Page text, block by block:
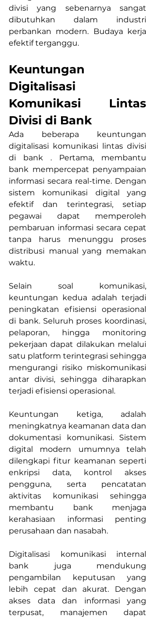
divisi yang sebenarnya sangat
dibutuhkan dalam industri
perbankan modern. Budaya kerja
efektif terganggu.
Keuntungan
Digitalisasi
Komunikasi Lintas
Divisi di Bank
Ada beberapa keuntungan
digitalisasi komunikasi lintas divisi
di bank . Pertama, membantu
bank mempercepat penyampaian
informasi secara real-time. Dengan
sistem komunikasi digital yang
efektif dan terintegrasi, setiap
pegawai dapat memperoleh
pembaruan informasi secara cepat
tanpa harus menunggu proses
distribusi manual yang memakan
waktu.
Selain soal komunikasi,
keuntungan kedua adalah terjadi
peningkatan efisiensi operasional
di bank. Seluruh proses koordinasi,
pelaporan, hingga monitoring
pekerjaan dapat dilakukan melalui
satu platform terintegrasi sehingga
mengurangi risiko miskomunikasi
antar divisi, sehingga diharapkan
terjadi efisiensi operasional.
Keuntungan ketiga, adalah
meningkatnya keamanan data dan
dokumentasi komunikasi. Sistem
digital modern umumnya telah
dilengkapi fitur keamanan seperti
enkripsi data, kontrol akses
pengguna, serta pencatatan
aktivitas komunikasi sehingga
membantu bank menjaga
kerahasiaan informasi penting
perusahaan dan nasabah.
Digitalisasi komunikasi internal
bank juga mendukung
pengambilan keputusan yang
lebih cepat dan akurat. Dengan
akses data dan informasi yang
terpusat, manajemen dapat